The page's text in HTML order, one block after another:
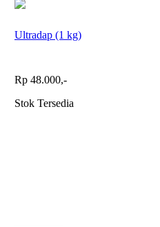
Ultradap (1 kg)
Rp 48.000,-
Stok Tersedia